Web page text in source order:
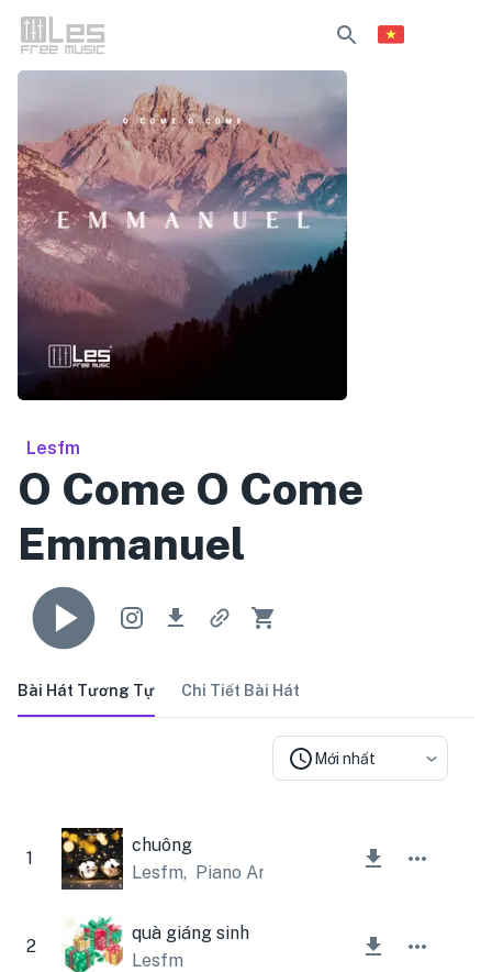
Lesfm
O Come O Come
Emmanuel
Bài Hát Tương Tự Chi Tiết Bài Hát
Mới nhất
1
chuông
Lesfm, Piano Amor
2
quà giáng sinh
Lesfm